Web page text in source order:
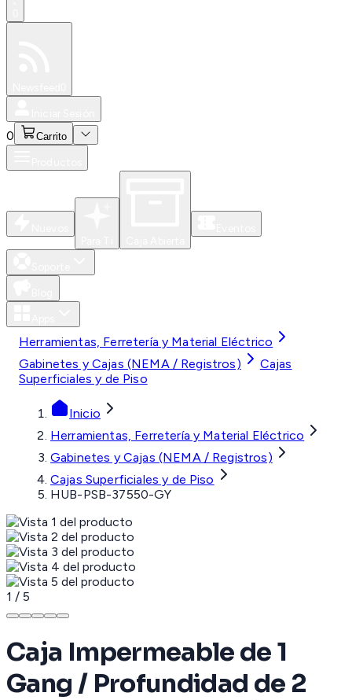
0 Carrito
Herramientas, Ferretería y Material Eléctrico
Gabinetes y Cajas (NEMA / Registros)
Cajas
Superficiales y de Piso
Inicio
Herramientas, Ferretería y Material Eléctrico
Gabinetes y Cajas (NEMA / Registros)
Cajas Superficiales y de Piso
HUB-PSB-37550-GY
1 / 5
Caja Impermeable de 1
Gang / Profundidad de 2